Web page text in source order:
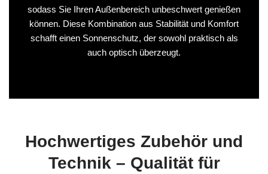
sodass Sie Ihren Außenbereich unbeschwert genießen
können. Diese Kombination aus Stabilität und Komfort
schafft einen Sonnenschutz, der sowohl praktisch als
auch optisch überzeugt.
Hochwertiges Zubehör und
Technik – Qualität für